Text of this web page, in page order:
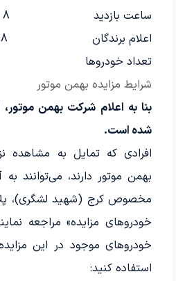
شرایط مزایده بهمن موتور
ساعت بازدید
8 الی 3 بعدازظهر
اعلام برندگان
28
تعداد خودروها
بنا به اعلام شرکت بهمن موتور،
شده است.
افرادی که تمایل به مشاهده
خودروهای مزایده» مراجعه
خودروهای موجود در این
استفاده کنید: